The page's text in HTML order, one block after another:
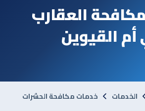
العقارب
القيوين
الخدمات خدمات مكافحة الحشرات